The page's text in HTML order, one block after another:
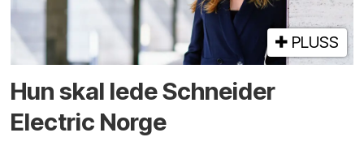
PLUSS
Hun skal lede Schneider
Electric Norge